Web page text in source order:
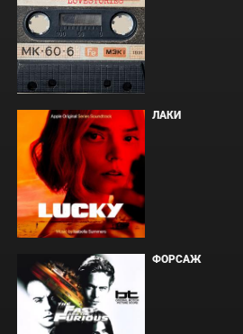
ЛАКИ
ФОРСАЖ